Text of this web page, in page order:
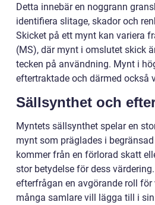
Detta innebär en noggrann
identifiera slitage, skador och
Skicket på ett mynt kan variera
(MS), där mynt i omslutet skick
tecken på användning. Mynt i
eftertraktade och därmed också
Sällsynthet och
Myntets sällsynthet spelar en
mynt som präglades i
kommer från en förlorad skatt
stor betydelse för dess
efterfrågan en avgörande roll
många samlare vill lägga till i